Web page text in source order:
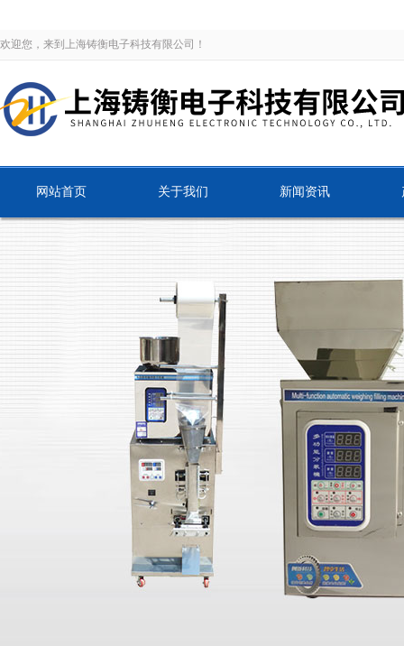
欢迎您，来到上海铸衡电子科技有限公司！
网站首页 关于我们 新闻资讯